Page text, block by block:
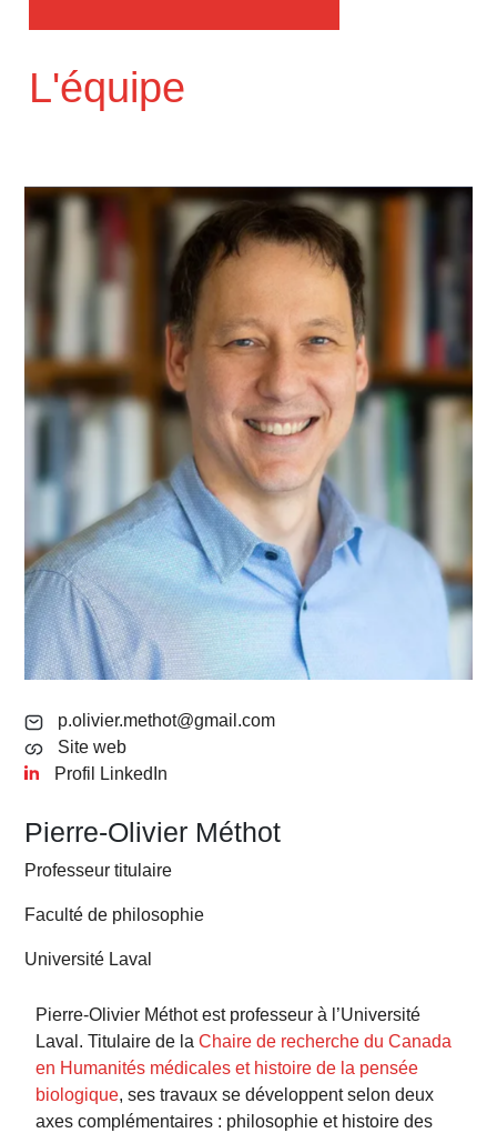
L'équipe
p.olivier.methot@gmail.com
Site web
Profil LinkedIn
Pierre-Olivier Méthot
Professeur titulaire
Faculté de philosophie
Université Laval
Pierre-Olivier Méthot est professeur à l’Université
Laval. Titulaire de laChaire de recherche du Canada
en Humanités médicales et histoire de la pensée
biologique, ses travaux se développent selon deux
axes complémentaires : philosophie et histoire des